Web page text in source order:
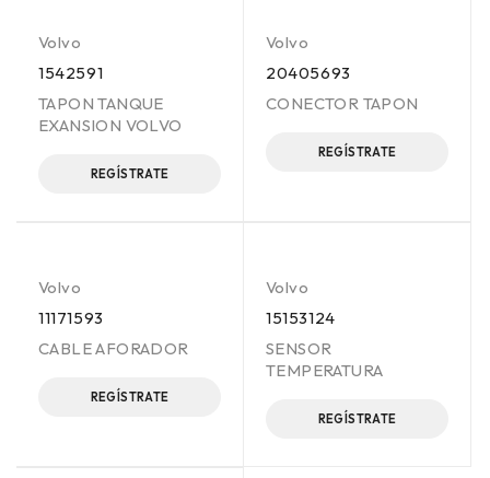
Volvo
1542591
TAPON TANQUE
EXANSION VOLVO
REGÍSTRATE
Volvo
20405693
CONECTOR TAPON
REGÍSTRATE
Volvo
11171593
CABLE AFORADOR
REGÍSTRATE
Volvo
15153124
SENSOR
TEMPERATURA
REGÍSTRATE